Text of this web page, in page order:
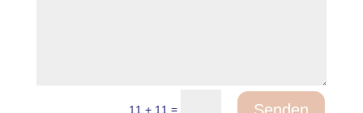
11 + 11 =